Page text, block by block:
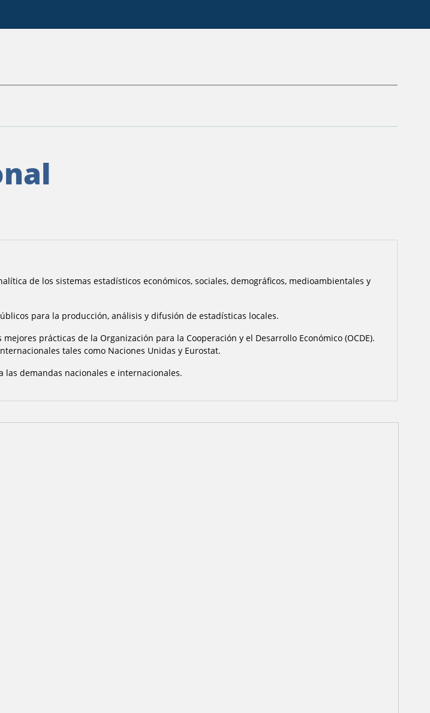
de los sistemas estadísticos económicos, sociales, demográficos, medioambientales y
para la producción, análisis y difusión de estadísticas locales.
prácticas de la Organización para la Cooperación y el Desarrollo Económico (OCDE).
tales como Naciones Unidas y Eurostat.
demandas nacionales e internacionales.